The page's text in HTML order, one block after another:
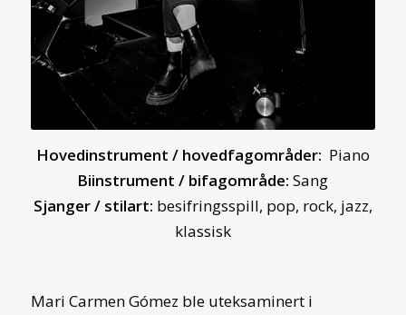
Hovedinstrument / hovedfagområder: Piano
Biinstrument / bifagområde: Sang
Sjanger / stilart: besifringsspill, pop, rock, jazz,
klassisk
Mari Carmen Gómez ble uteksaminert i